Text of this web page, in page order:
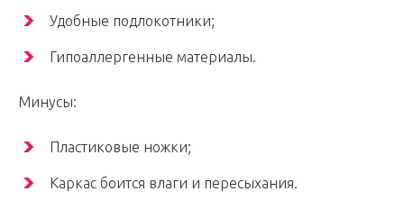
Удобные подлокотники;
Гипоаллергенные материалы.
Минусы:
Пластиковые ножки;
Каркас боится влаги и пересыхания.